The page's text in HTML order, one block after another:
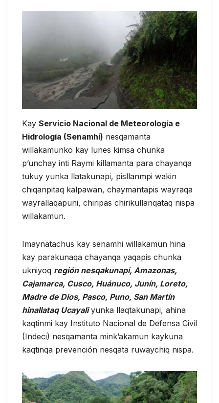
Kay Servicio Nacional de Meteorología e
Hidrología (Senamhi) nesqamanta
willakamunko kay lunes kimsa chunka
p’unchay inti Raymi killamanta para chayanqa
tukuy yunka llatakunapi, pisllanmpi wakin
chiqanpitaq kalpawan, chaymantapis wayraqa
wayrallaqapuni, chiripas chirikullanqataq nispa
willakamun.
Imaynatachus kay senamhi willakamun hina
kay parakunaqa chayanqa yaqapis chunka
ukniyoq región nesqakunapi, Amazonas,
Cajamarca, Cusco, Huánuco, Junín, Loreto,
Madre de Dios, Pasco, Puno, San Martín
hinallataq Ucayaliyunka llaqtakunapi, ahina
kaqtinmi kay Instituto Nacional de Defensa Civil
(Indeci) nesqamanta mink’akamun kaykuna
kaqtinqa prevención nesqata ruwaychiq nispa.